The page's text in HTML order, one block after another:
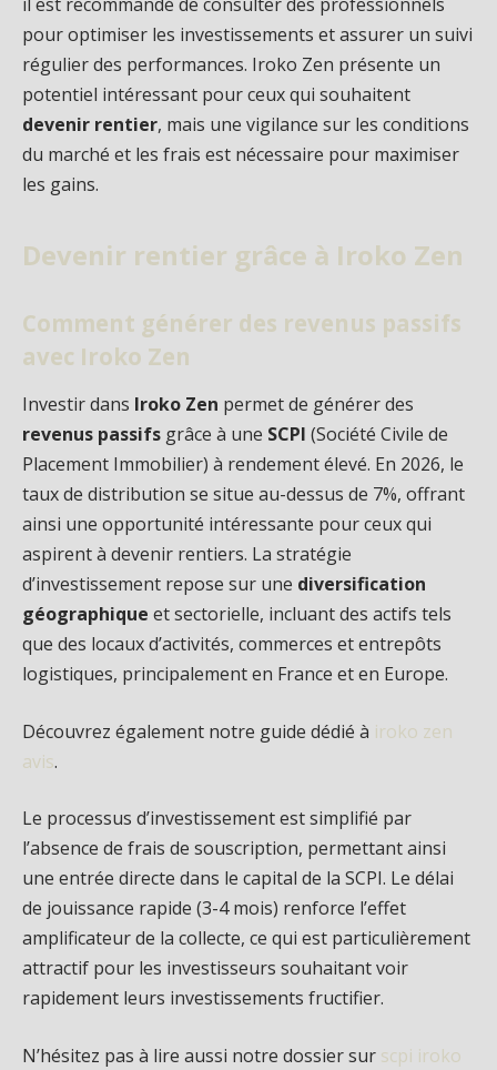
pour optimiser les investissements et assurer un suivi
régulier des performances. Iroko Zen présente un
potentiel intéressant pour ceux qui souhaitent
devenir rentier, mais une vigilance sur les conditions
du marché et les frais est nécessaire pour maximiser
les gains.
Devenir rentier grâce à Iroko Zen
Comment générer des revenus passifs
avec Iroko Zen
Investir dans Iroko Zen permet de générer des
revenus passifs grâce à une SCPI (Société Civile de
Placement Immobilier) à rendement élevé. En 2026, le
taux de distribution se situe au-dessus de 7%, offrant
ainsi une opportunité intéressante pour ceux qui
aspirent à devenir rentiers. La stratégie
d’investissement repose sur une diversification
géographique et sectorielle, incluant des actifs tels
que des locaux d’activités, commerces et entrepôts
logistiques, principalement en France et en Europe.
Découvrez également notre guide dédié à iroko zen
avis.
Le processus d’investissement est simplifié par
l’absence de frais de souscription, permettant ainsi
une entrée directe dans le capital de la SCPI. Le délai
de jouissance rapide (3-4 mois) renforce l’effet
amplificateur de la collecte, ce qui est particulièrement
attractif pour les investisseurs souhaitant voir
rapidement leurs investissements fructifier.
N’hésitez pas à lire aussi notre dossier sur scpi iroko